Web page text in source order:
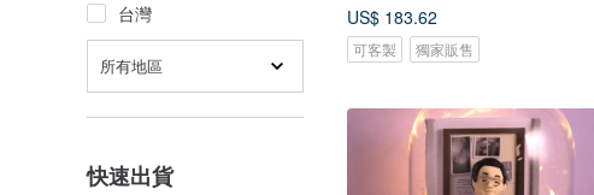
台灣
所有地區
快速出貨
US$ 183.62
可客製 獨家販售